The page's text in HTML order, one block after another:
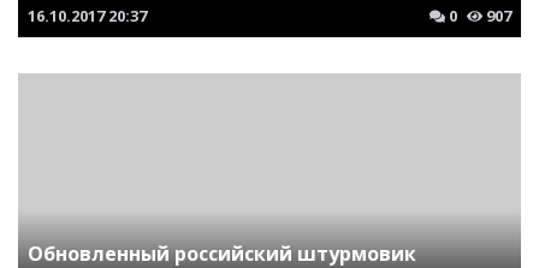
16.10.2017 20:37 0 907
Обновленный российский штурмовик